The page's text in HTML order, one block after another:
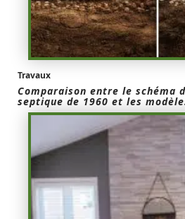
Travaux
Comparaison entre le schéma
septique de 1960 et les